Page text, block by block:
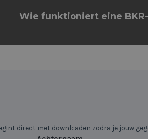
Wie funktioniert eine